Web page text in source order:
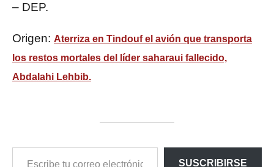
– DEP.
Origen: Aterriza en Tindouf el avión que transporta
los restos mortales del líder saharaui fallecido,
Abdalahi Lehbib.
SUSCRIBIRSE